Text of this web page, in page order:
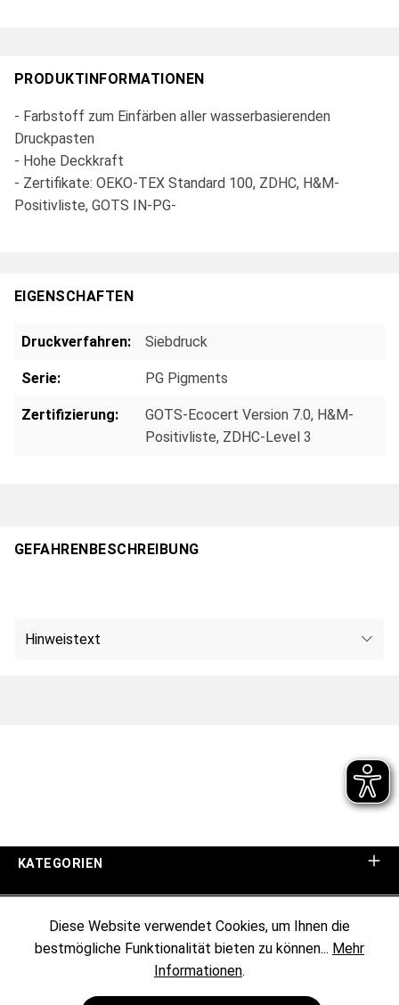
PRODUKTINFORMATIONEN
- Farbstoff zum Einfärben aller wasserbasierenden
Druckpasten
- Hohe Deckkraft
- Zertifikate: OEKO-TEX Standard 100, ZDHC, H&M-
Positivliste, GOTS IN-PG-
EIGENSCHAFTEN
Druckverfahren: Siebdruck
Serie: PG Pigments
Zertifizierung:
GOTS-Ecocert Version 7.0, H&M-
Positivliste, ZDHC-Level 3
GEFAHRENBESCHREIBUNG
Hinweistext
KATEGORIEN
KUNDENINFORMATIONEN
Diese Website verwendet Cookies, um Ihnen die
bestmögliche Funktionalität bieten zu können... Mehr
Informationen.